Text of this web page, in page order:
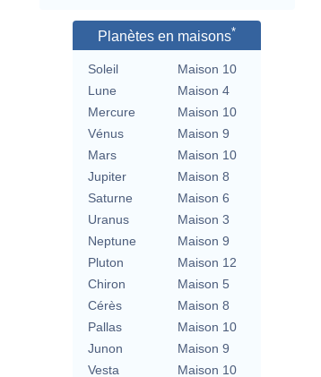
Planètes en maisons*
Soleil
Maison 10
Lune
Maison 4
Mercure
Maison 10
Vénus
Maison 9
Mars
Maison 10
Jupiter
Maison 8
Saturne
Maison 6
Uranus
Maison 3
Neptune
Maison 9
Pluton
Maison 12
Chiron
Maison 5
Cérès
Maison 8
Pallas
Maison 10
Junon
Maison 9
Vesta
Maison 10